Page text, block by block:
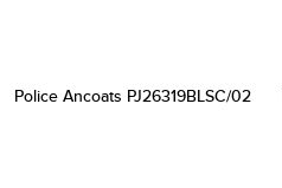
Police Ancoats PJ26319BLSC/02